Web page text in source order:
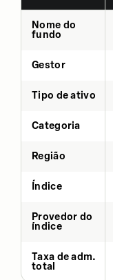
Nome do
fundo
Gestor
Tipo de ativo
Categoria
Região
Índice
Provedor do
índice
Taxa de adm.
total